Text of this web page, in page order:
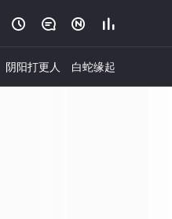
   
阴阳打更人 白蛇缘起